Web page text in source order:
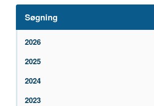
Søgning
2026
2025
2024
2023